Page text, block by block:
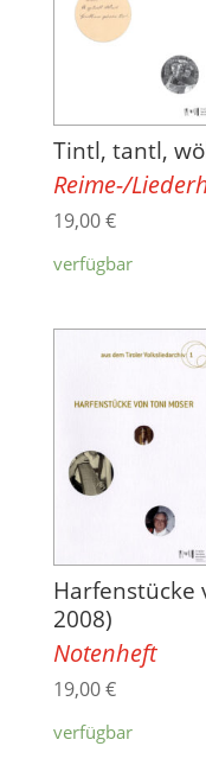
Tintl, tantl,
Reime-/
19,00€
verfügbar
Harfenstücke
2008)
Notenheft
19,00€
verfügbar